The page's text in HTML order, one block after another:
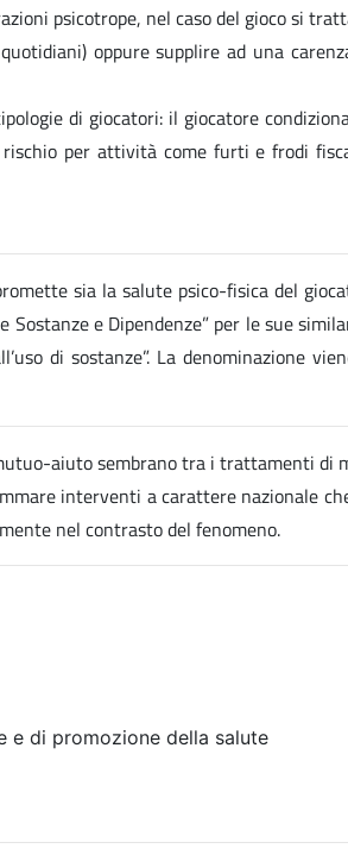
psicotrope, nel caso del gioco si
oppure supplire ad una
di giocatori: il giocatore
rischio per attività come furti e frodi
sia la salute psico-fisica del
e Dipendenze” per le sue
di sostanze”. La denominazione
aiuto sembrano tra i trattamenti di
interventi a carattere nazionale
nel contrasto del fenomeno.
e di promozione della salute